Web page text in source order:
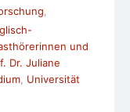
,
und
Dr. Juliane
Universität